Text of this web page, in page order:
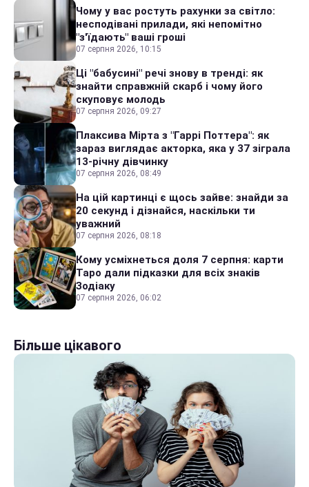
Чому у вас ростуть рахунки за світло:
несподівані прилади, які непомітно
"з'їдають" ваші гроші
07 серпня 2026, 10:15
Ці "бабусині" речі знову в тренді: як
знайти справжній скарб і чому його
скуповує молодь
07 серпня 2026, 09:27
Плаксива Мірта з "Гаррі Поттера": як
зараз виглядає акторка, яка у 37 зіграла
13-річну дівчинку
07 серпня 2026, 08:49
На цій картинці є щось зайве: знайди за
20 секунд і дізнайся, наскільки ти
уважний
07 серпня 2026, 08:18
Кому усміхнеться доля 7 серпня: карти
Таро дали підказки для всіх знаків
Зодіаку
07 серпня 2026, 06:02
Більше цікавого